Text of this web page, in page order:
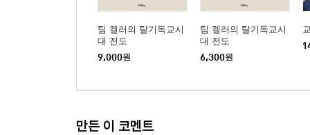
팀 켈러의 탈기독교시
대 전도
9,000원
팀 켈러의 탈기독교시
대 전도
6,300원
만든 이 코멘트